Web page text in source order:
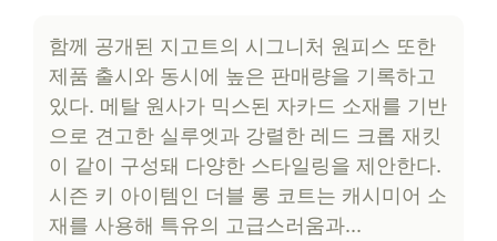
함께 공개된 지고트의 시그니처 원피스 또한
제품 출시와 동시에 높은 판매량을 기록하고
있다. 메탈 원사가 믹스된 자카드 소재를 기반
으로 견고한 실루엣과 강렬한 레드 크롭 재킷
이 같이 구성돼 다양한 스타일링을 제안한다.
시즌 키 아이템인 더블 롱 코트는 캐시미어 소
재를 사용해 특유의 고급스러움과…